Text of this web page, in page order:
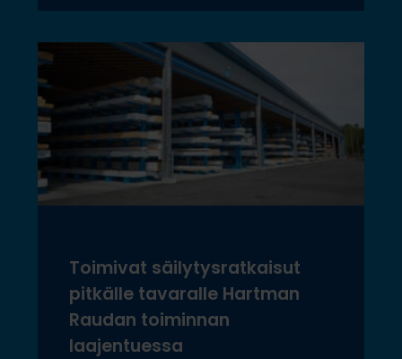
Toimivat säilytysratkaisut
pitkälle tavaralle Hartman
Raudan toiminnan
laajentuessa